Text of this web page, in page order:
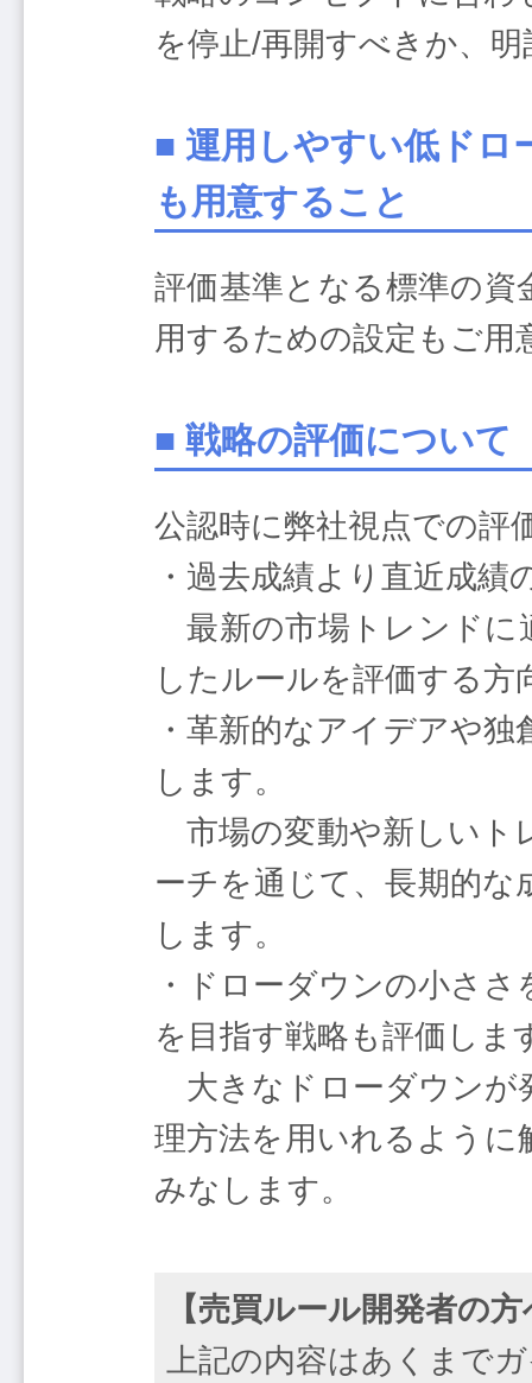
を停止/再開すべきか、
■ 運用しやすい低ドロ
も用意すること
評価基準となる標準の資
用するための設定もご用
■ 戦略の評価について
公認時に弊社視点での評
・過去成績より直近成績
最新の市場トレンドに
したルールを評価する方
・革新的なアイデアや
します。
市場の変動や新しいト
ーチを通じて、長期的
します。
・ドローダウンの小さ
を目指す戦略も評価しま
大きなドローダウンが
理方法を用いれるように
みなします。
【売買ルール開発者の
上記の内容はあくまで